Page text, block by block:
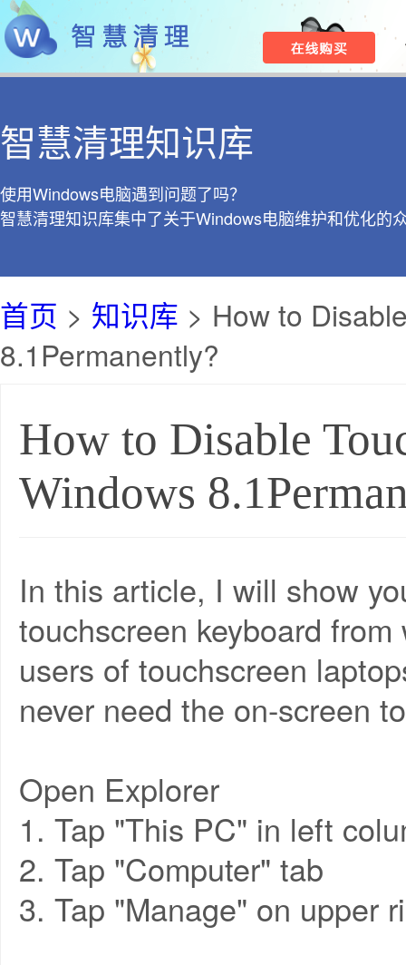
智慧清理知识库
使用Windows电脑遇到问题了吗？
智慧清理知识库集中了关于Windows电脑维护和优化的
首页 > 知识库 > How to
8.1Permanently?
How to Disable
Windows
In this article, I will show
touchscreen keyboard
users of touchscreen
never need the on-screen
Open Explorer
1. Tap "This PC" in left
2. Tap "Computer" tab
3. Tap "Manage" on upper